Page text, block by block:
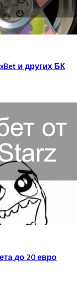
и других БК
до 20 евро